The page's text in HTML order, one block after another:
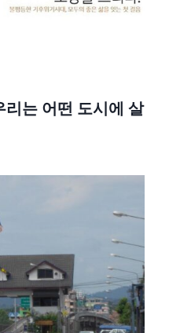
리는 어떤 도시에 살